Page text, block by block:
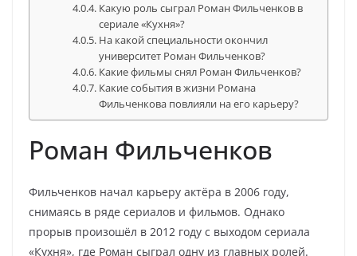
Какую роль сыграл Роман Фильченков в
сериале «Кухня»?
На какой специальности окончил
университет Роман Фильченков?
Какие фильмы снял Роман Фильченков?
Какие события в жизни Романа
Фильченкова повлияли на его карьеру?
Роман Фильченков
Фильченков начал карьеру актёра в 2006 году,
снимаясь в ряде сериалов и фильмов. Однако
прорыв произошёл в 2012 году с выходом сериала
«Кухня», где Роман сыграл одну из главных ролей.